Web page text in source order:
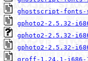
ghostscript-fonts-
gphoto2-2.5.32-
gphoto2-2.5.32-
gphoto2-2.5.32-
groff-1.24.1-